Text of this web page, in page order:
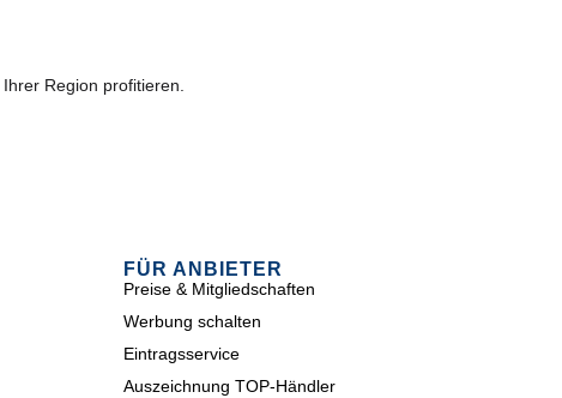
Region profitieren.
FÜR ANBIETER
Preise & Mitgliedschaften
Werbung schalten
Eintragsservice
Auszeichnung TOP-Händler